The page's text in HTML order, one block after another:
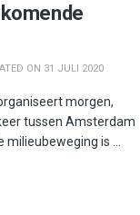
ON 31 JULI 2020
morgen,
tussen Amsterdam
is ...